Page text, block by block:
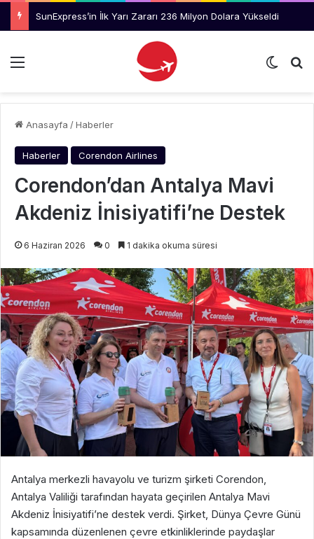
Pegasus’tan Düsseldorf Havalimanı’nda Bir İlk
Menü Dış
Anasayfa /Haberler
Haberler Corendon Airlines
Corendon’dan Antalya Mavi
Akdeniz İnisiyatifi’ne Destek
6 Haziran 2026 0 1 dakika okuma süresi
Antalya merkezli havayolu ve turizm şirketi Corendon,
Antalya Valiliği tarafından hayata geçirilen Antalya Mavi
Akdeniz İnisiyatifi’ne destek verdi. Şirket, Dünya Çevre Günü
kapsamında düzenlenen çevre etkinliklerinde paydaşlar